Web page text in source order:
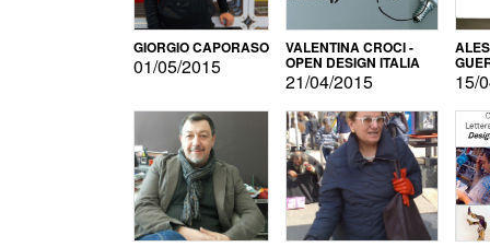
GIORGIO CAPORASO
01/05/2015
VALENTINA CROCI -
OPEN DESIGN ITALIA
21/04/2015 15/